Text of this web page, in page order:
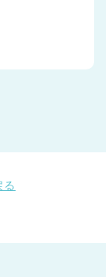
兵庫県 全域